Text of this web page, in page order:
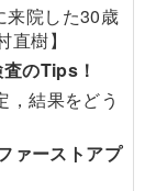
来院した30歳
樹】
のTips！
結果をどう
ァーストアプ